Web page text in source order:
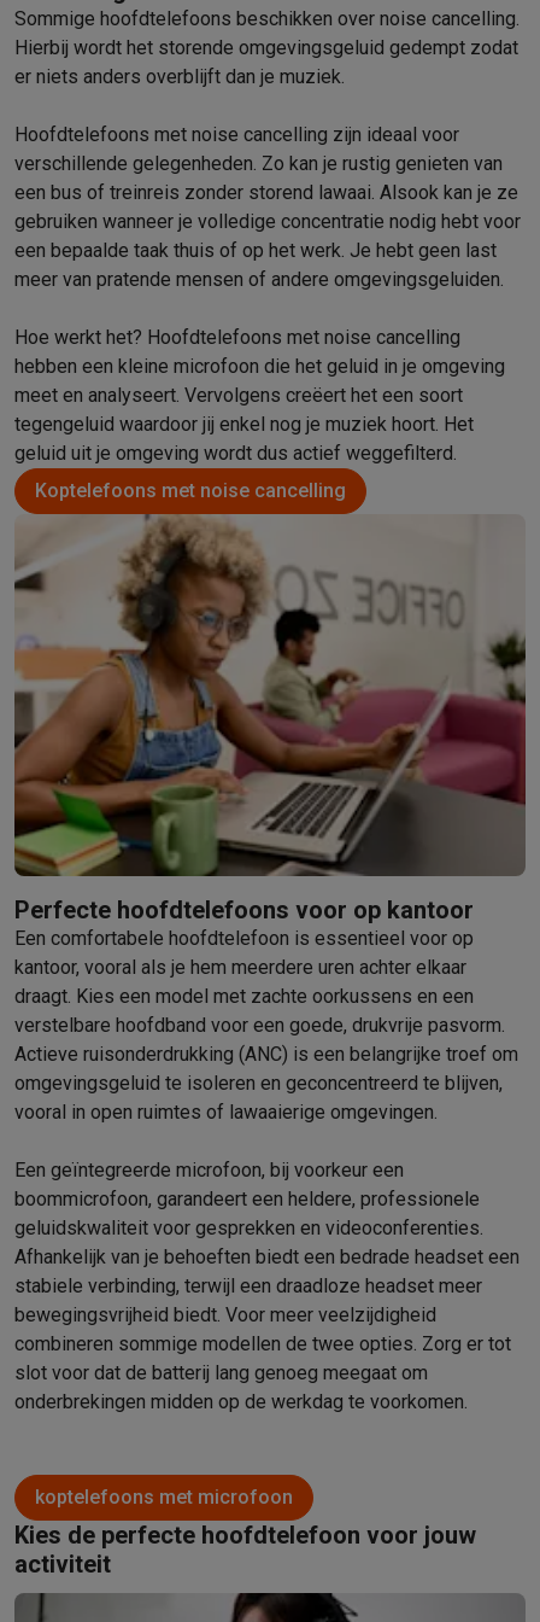
Refurbished
Refurbished smartphones Refurbished tablets Refurbished
Huishouden
Wasmachines met ecocheques Droogkasten met ecocheques
Kleine keukentoestellen
Kleine keukentoestellen met ecocheques Koffiemachines met
Grote keukentoestellen
Vaatwassers met ecochequesKoelkasten met ecocheques
Airco
TV & audio
TV met ecochequesBluetooth speakers met ecocheques
Multimedia & telefonie
Smartphones met ecochequesTablets met ecocheques
Transport
Elektrische steps met ecocheques
Eco initiatieven
Energie besparen Recycleer je oud elektro
Info & acties
Solden Alle soldendeals Solden op groot elektroSolden op
Deals van het moment Promoties Cashbacks Solden
Daarom KrëfelGratis levering Laagste prijsgarantie
Installatie aan huis Groot elektro installatie Inbouw installatie
BetalingsmogelijkhedenGift cardEcocheques
Kopen op
KlantenserviceHerstelling van je toestelControleer jouw
Groot elektro & inbouwVind jouw ideale wasmachineWelke
Klein elektroBeauty & gezondheidHuishouden
Meer...
Beeld & Geluid Kies jouw ideale TVEen speaker voor elke
Sport & Ontspanning
Hoe kies je een smartwatch?
Hoe kies je
Outlet
Outlet
Alle outlet deals Outlet multimedia & telefonie
Sommige hoofdtelefoons beschikken over noise cancelling.
Hierbij wordt het storende omgevingsgeluid gedempt zodat
er niets anders overblijft dan je muziek.
Hoofdtelefoons met noise cancelling zijn ideaal voor
verschillende gelegenheden. Zo kan je rustig genieten van
een bus of treinreis zonder storend lawaai. Alsook kan je ze
gebruiken wanneer je volledige concentratie nodig hebt voor
een bepaalde taak thuis of op het werk. Je hebt geen last
meer van pratende mensen of andere omgevingsgeluiden.
Hoe werkt het? Hoofdtelefoons met noise cancelling
hebben een kleine microfoon die het geluid in je omgeving
meet en analyseert. Vervolgens creëert het een soort
tegengeluid waardoor jij enkel nog je muziek hoort. Het
geluid uit je omgeving wordt dus actief weggefilterd.
Koptelefoons met noise cancelling
Perfecte hoofdtelefoons voor op kantoor
Een comfortabele hoofdtelefoon is essentieel voor op
kantoor, vooral als je hem meerdere uren achter elkaar
draagt. Kies een model met zachte oorkussens en een
verstelbare hoofdband voor een goede, drukvrije pasvorm.
Actieve ruisonderdrukking (ANC) is een belangrijke troef om
omgevingsgeluid te isoleren en geconcentreerd te blijven,
vooral in open ruimtes of lawaaierige omgevingen.
Een geïntegreerde microfoon, bij voorkeur een
boommicrofoon, garandeert een heldere, professionele
geluidskwaliteit voor gesprekken en videoconferenties.
Afhankelijk van je behoeften biedt een bedrade headset een
stabiele verbinding, terwijl een draadloze headset meer
bewegingsvrijheid biedt. Voor meer veelzijdigheid
combineren sommige modellen de twee opties. Zorg er tot
slot voor dat de batterij lang genoeg meegaat om
onderbrekingen midden op de werkdag te voorkomen.
koptelefoons met microfoon
Kies de perfecte hoofdtelefoon voor jouw
activiteit